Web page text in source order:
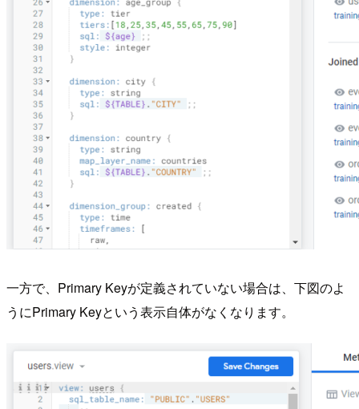
一方で、Primary Keyが定義されていない場合は、下図のよ
うにPrimary Keyという表示自体がなくなります。